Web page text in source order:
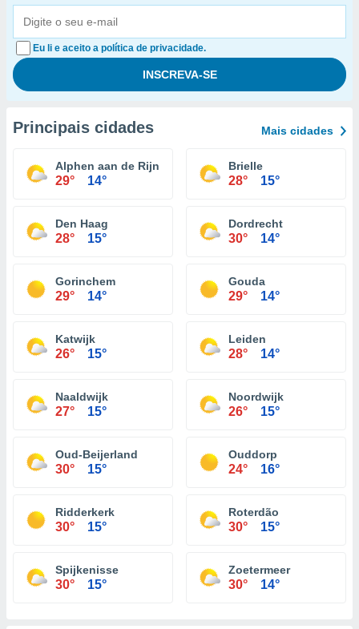
Eu li e aceito a política de privacidade.
Principais cidades Mais cidades
Alphen aan de Rijn
29° 14°
Brielle
28° 15°
Den Haag
28° 15°
Dordrecht
30° 14°
Gorinchem
29° 14°
Gouda
29° 14°
Katwijk
26° 15°
Leiden
28° 14°
Naaldwijk
27° 15°
Noordwijk
26° 15°
Oud-Beijerland
30° 15°
Ouddorp
24° 16°
Ridderkerk
30° 15°
Roterdão
30° 15°
Spijkenisse
30° 15°
Zoetermeer
30° 14°